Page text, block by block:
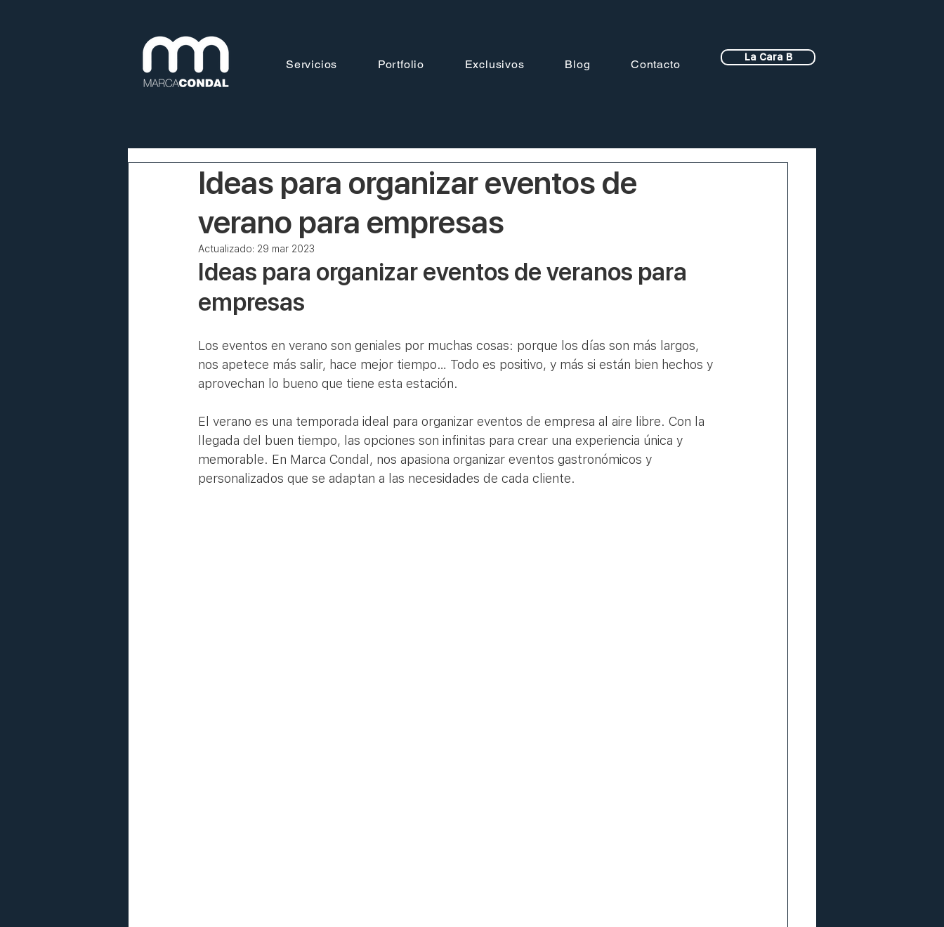
Servicios Portfolio Exclusivos Blog Contacto
La Cara B
Ideas para organizar eventos de
verano para empresas
Actualizado: 29 mar 2023
Ideas para organizar eventos de veranos para
empresas
Los eventos en verano son geniales por muchas cosas: porque los días son más largos,
nos apetece más salir, hace mejor tiempo… Todo es positivo, y más si están bien hechos y
aprovechan lo bueno que tiene esta estación.
El verano es una temporada ideal para organizar eventos de empresa al aire libre. Con la
llegada del buen tiempo, las opciones son infinitas para crear una experiencia única y
memorable. En Marca Condal, nos apasiona organizar eventos gastronómicos y
personalizados que se adaptan a las necesidades de cada cliente.